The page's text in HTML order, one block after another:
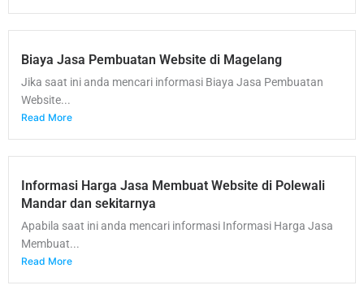
Biaya Jasa Pembuatan Website di Magelang
Jika saat ini anda mencari informasi Biaya Jasa Pembuatan
Website...
Read More
Informasi Harga Jasa Membuat Website di Polewali
Mandar dan sekitarnya
Apabila saat ini anda mencari informasi Informasi Harga Jasa
Membuat...
Read More